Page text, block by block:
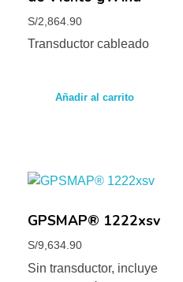
S/2,864.90
Transductor cableado
Añadir al carrito
GPSMAP® 1222xsv
S/9,634.90
Sin transductor, incluye